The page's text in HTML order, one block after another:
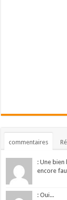
commentaires
: Une
encore
: Oui...